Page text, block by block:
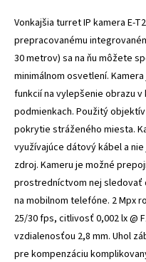
Vonkajšia turret IP kamera E-
prepracovanému
30 metrov) sa na ňu môžete
minimálnom osvetlení.
funkcií na vylepšenie obrazu
podmienkach. Použitý
pokrytie stráženého miesta.
využívajúce dátový kábel a
zdroj. Kameru je možné
prostredníctvom nej sledovať
na mobilnom telefóne. 2 Mpx
25/30 fps, citlivosť 0,002 lx @
vzdialenosťou 2,8 mm. Uhol
pre kompenzáciu